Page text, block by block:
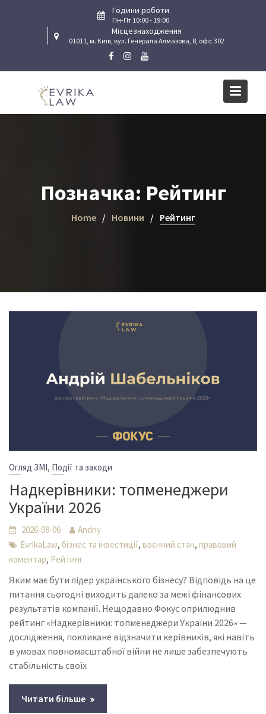
Години роботи
Пн-Пт 10:00 - 19:00
Місцезнаходження
01011, м. Київ, вул. Генерала Алмазова, 8, офіс 302
Позначка: Рейтинг
Home Новини Рейтинг
Огляд ЗМІ, Події та заходи
Надкерівники: топменеджери
України 2026
2026-08-06
Andriy
EvrikaLaw, бізнес та інвестиції,воєнний стан,правовий
коментар, Рейтинг
Яким має бути лідер українського бізнесу? Відповідь на це
питання сьогодні виходить далеко за межі фінансових
результатів компанії. Нещодавно Фокус оприлюднив
рейтинг «Надкерівники: топменеджери України 2026» —
дослідження, покликане відзначити керівників, які навіть
в умовах повномасштабної війни не лише забезпечують
стабільність своїх
Читати більше